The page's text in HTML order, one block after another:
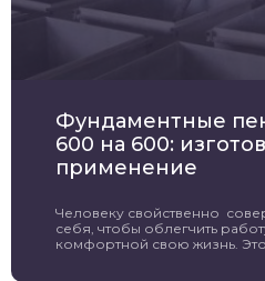
Фундаментные
600 на 600:
применение
Человеку свойственно
себя, чтобы облегчить
комфортной свою жизнь. Это